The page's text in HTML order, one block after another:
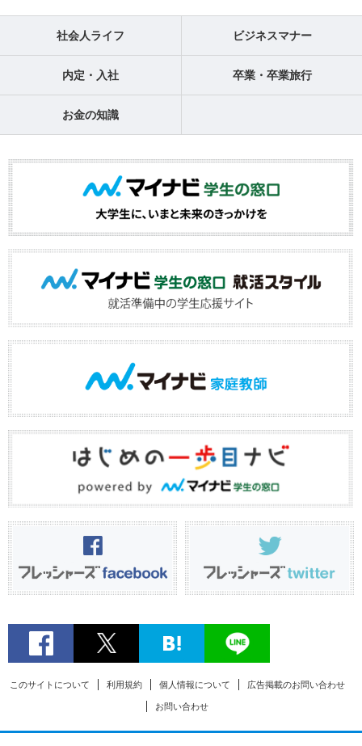
社会人ライフ ビジネスマナー
内定・入社 卒業・卒業旅行
お金の知識
このサイトについて 利用規約 個人情報について 広告掲載のお問い合わせ
お問い合わせ